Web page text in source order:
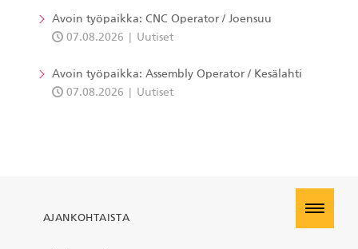
AJANKOHTAISTA
Avoin työpaikka: CNC Operator / Joensuu
07.08.2026
Uutiset
Avoin työpaikka: Assembly Operator / Kesälahti
07.08.2026
Uutiset